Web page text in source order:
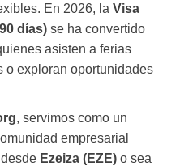
En 2026, la Visa
días) se ha convertido
asisten a ferias
o exploran oportunidades
, servimos como un
empresarial
Ezeiza (EZE) o sea